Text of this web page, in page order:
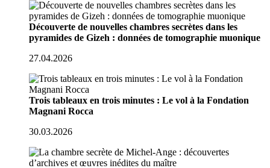
Découverte de nouvelles chambres secrètes dans les
pyramides de Gizeh : données de tomographie muonique
27.04.2026
Trois tableaux en trois minutes : Le vol à la Fondation
Magnani Rocca
30.03.2026